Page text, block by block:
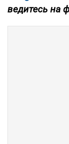
ведитесь на